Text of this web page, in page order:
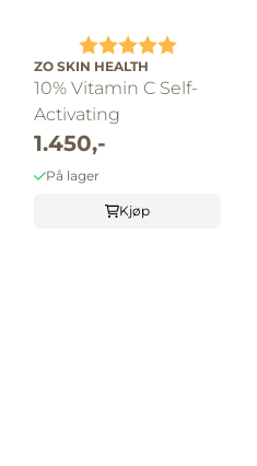
Karakter: 5.0 av 5
ZO SKIN HEALTH
10% Vitamin C Self-
Activating
1.450,-
På lager
Kjøp